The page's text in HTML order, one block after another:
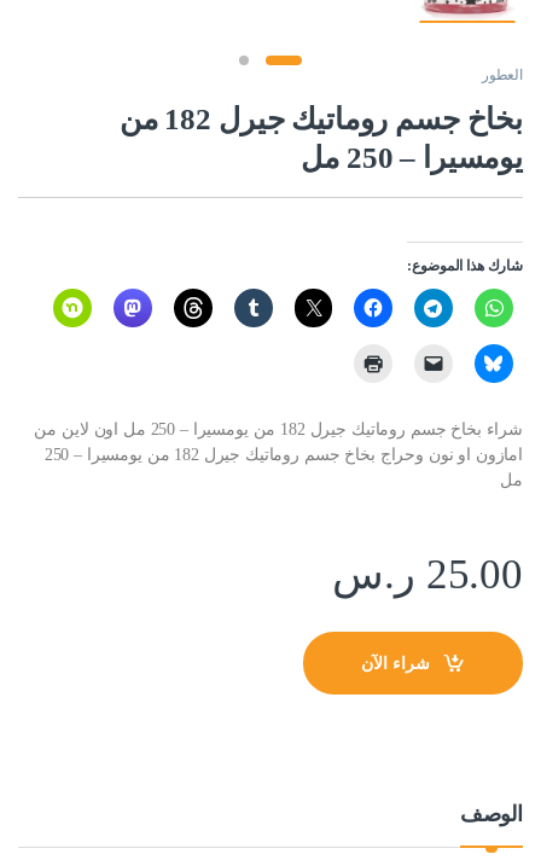
العطور
بخاخ جسم روماتيك جيرل 182 من
يومسيرا – 250 مل
شارك هذا الموضوع:
شراء بخاخ جسم روماتيك جيرل 182 من يومسيرا – 250 مل اون لاين من
امازون او نون وحراج بخاخ جسم روماتيك جيرل 182 من يومسيرا – 250
مل
25.00 ر.س
شراء الآن
الوصف